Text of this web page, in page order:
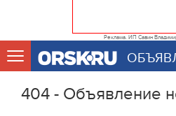
Реклама. ИП Савин
404 - Объявление